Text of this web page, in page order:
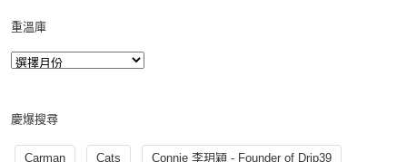
重溫庫
慶爆搜尋
Carman Cats Connie 李玥穎 - Founder of Drip39